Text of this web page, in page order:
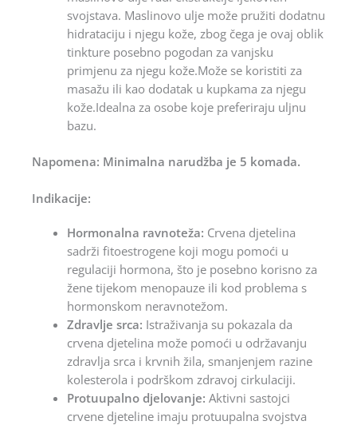
svojstava. Maslinovo ulje može pružiti dodatnu
hidrataciju i njegu kože, zbog čega je ovaj oblik
tinkture posebno pogodan za vanjsku
primjenu za njegu kože.Može se koristiti za
masažu ili kao dodatak u kupkama za njegu
kože.Idealna za osobe koje preferiraju uljnu
bazu.
Napomena: Minimalna narudžba je 5 komada.
Indikacije:
Hormonalna ravnoteža: Crvena djetelina
sadrži fitoestrogene koji mogu pomoći u
regulaciji hormona, što je posebno korisno za
žene tijekom menopauze ili kod problema s
hormonskom neravnotežom.
Zdravlje srca: Istraživanja su pokazala da
crvena djetelina može pomoći u održavanju
zdravlja srca i krvnih žila, smanjenjem razine
kolesterola i podrškom zdravoj cirkulaciji.
Protuupalno djelovanje: Aktivni sastojci
crvene djeteline imaju protuupalna svojstva